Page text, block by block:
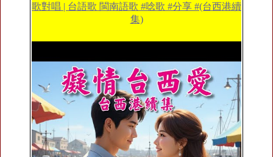
歌對唱 | 台語歌 閩南語歌 #唸歌 #分享 #(台西港續
集)